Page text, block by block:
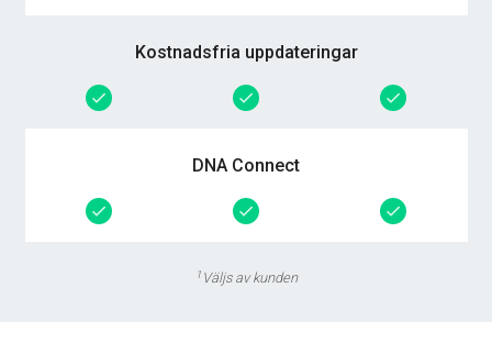
Kostnadsfria uppdateringar
DNA Connect
1Väljs av kunden